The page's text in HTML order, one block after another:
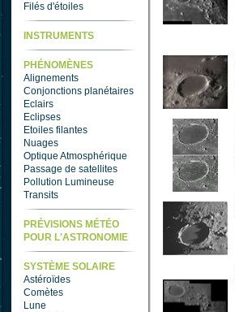
Filés d'étoiles
INSTRUMENTS
PHÉNOMÈNES
Alignements
Conjonctions planétaires
Eclairs
Eclipses
Etoiles filantes
Nuages
Optique Atmosphérique
Passage de satellites
Pollution Lumineuse
Transits
PRÉVISIONS MÉTÉO
POUR L'ASTRONOMIE
SYSTÈME SOLAIRE
Astéroïdes
Comètes
Lune